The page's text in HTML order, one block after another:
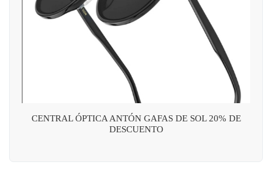
CENTRAL ÓPTICA ANTÓN GAFAS DE SOL 20% DE
DESCUENTO